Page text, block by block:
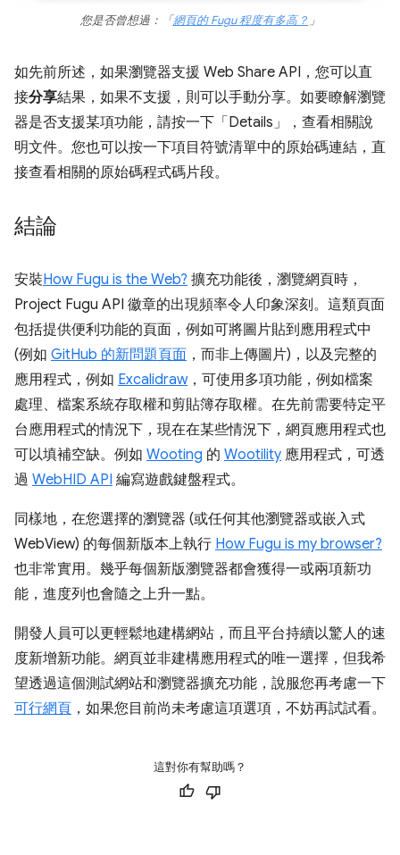
您是否曾想過：「網頁的 Fugu 程度有多高？ 」
如先前所述，如果瀏覽器支援 Web Share API，您可以直
接分享結果，如果不支援，則可以手動分享。如要瞭解瀏覽
器是否支援某項功能，請按一下「Details」
，查看相關說
明文件。您也可以按一下項目符號清單中的原始碼連結，直
接查看相關的原始碼程式碼片段。
結論
安裝How Fugu is the Web? 擴充功能後，瀏覽網頁時，
Project Fugu API 徽章的出現頻率令人印象深刻。這類頁面
包括提供便利功能的頁面，例如可將圖片貼到應用程式中
(例如 GitHub 的新問題頁面 ，而非上傳圖片)，以及完整的
應用程式，例如 Excalidraw，可使用多項功能，例如檔案
處理、檔案系統存取權和剪貼簿存取權。在先前需要特定平
台應用程式的情況下，現在在某些情況下，網頁應用程式也
可以填補空缺。例如 Wooting 的 Wootility 應用程式，可透
過 WebHID API 編寫遊戲鍵盤程式。
同樣地，在您選擇的瀏覽器 (或任何其他瀏覽器或嵌入式
WebView) 的每個新版本上執行 How Fugu is my browser?
也非常實用。幾乎每個新版瀏覽器都會獲得一或兩項新功
能，進度列也會隨之上升一點。
開發人員可以更輕鬆地建構網站，而且平台持續以驚人的速
度新增新功能。網頁並非建構應用程式的唯一選擇，但我希
望透過這個測試網站和瀏覽器擴充功能，說服您再考慮一下
可行網頁 ，如果您目前尚未考慮這項選項，不妨再試試看。
這對你有幫助嗎？